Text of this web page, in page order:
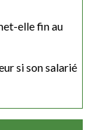
elle fin au
si son salarié